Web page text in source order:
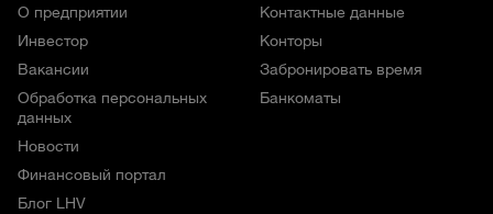
О предприятии
Инвестор
Вакансии
Обработка персональных
данных
Новости
Финансовый портал
Блог LHV
Контактные данные
Конторы
Забронировать время
Банкоматы